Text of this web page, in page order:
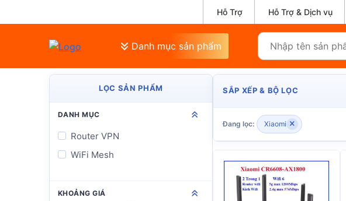
Hỗ Trợ Hỗ Trợ & Dịch vụ
Danh mục sản phẩm
LỌC SẢN PHẨM
DANH MỤC
Router VPN
WiFi Mesh
KHOẢNG GIÁ
SẮP XẾP & BỘ LỌC
Đang lọc: Xiaomi